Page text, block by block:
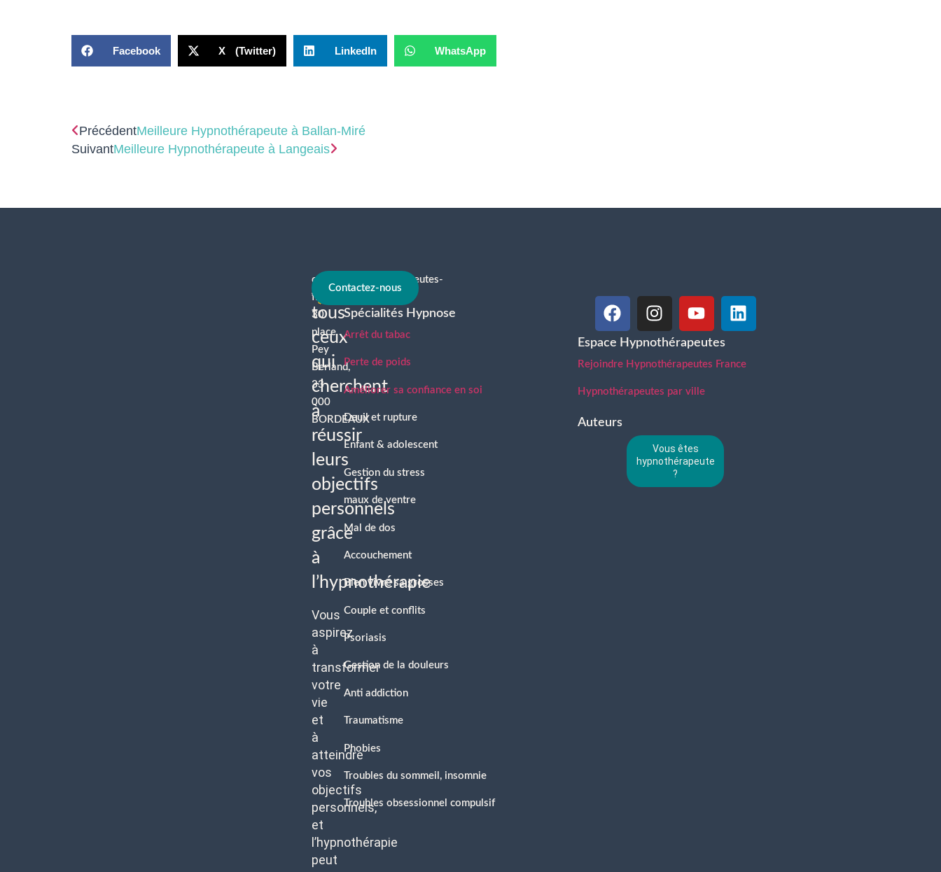
Facebook X (Twitter) LinkedIn WhatsApp
PrécédentMeilleure Hypnothérapeute à Ballan-Miré
SuivantMeilleure Hypnothérapeute à Langeais
À
tous
ceux
qui
cherchent
à
réussir
leurs
objectifs
personnels
grâce
à
l’hypnothérapie
Vous
aspirez
à
transformer
votre
vie
et
à
atteindre
vos
objectifs
personnels,
et
l’hypnothérapie
peut
contact@hypnotherapeutes-
france.com
30
place
Pey
Berland,
33
000
BORDEAUX
Contactez-nous
Spécialités Hypnose
Arrêt du tabac
Perte de poids
Améliorer sa confiance en soi
Deuil et rupture
Enfant & adolescent
Gestion du stress
maux de ventre
Mal de dos
Accouchement
Bien vivre sa grosses
Couple et conflits
Psoriasis
Gestion de la douleurs
Anti addiction
Traumatisme
Phobies
Troubles du sommeil, insomnie
Troubles obsessionnel compulsif
Espace Hypnothérapeutes
Rejoindre Hypnothérapeutes France
Hypnothérapeutes par ville
Auteurs
Vous êtes
hypnothérapeute
?